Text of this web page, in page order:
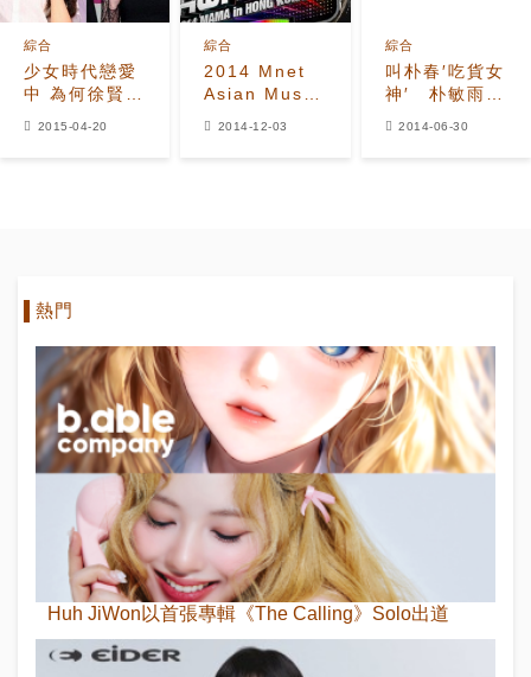
少女時代戀愛
中 為何徐賢-
綜合
2015-04-20
2014 Mnet
Asian Music
綜合
2014-12-03
叫朴春′吃貨女
神′ 朴敏雨送
綜合
2014-06-30
熱門
Huh JiWon以首張專輯《The Calling》Solo出道